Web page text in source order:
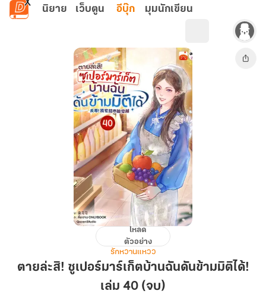
ข้ามไปยังเนื้อหาหลัก
นิยาย เว็บตูน อีบุ๊ก มุมนักเขียน
สิ!
ซู
โหลด
ตัวอย่าง
รักหวานแหวว
ตายล่ะสิ! ซูเปอร์มาร์เก็ตบ้านฉันดันข้ามมิติได้!
เล่ม 40 (จบ)